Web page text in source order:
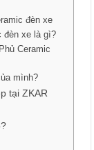
đèn xe
đèn xe là gì?
Ceramic
mình?
tại ZKAR